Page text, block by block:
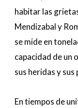
habitar las
Mendizabal y
se mide en
capacidad de un
sus heridas y
En tiempos de